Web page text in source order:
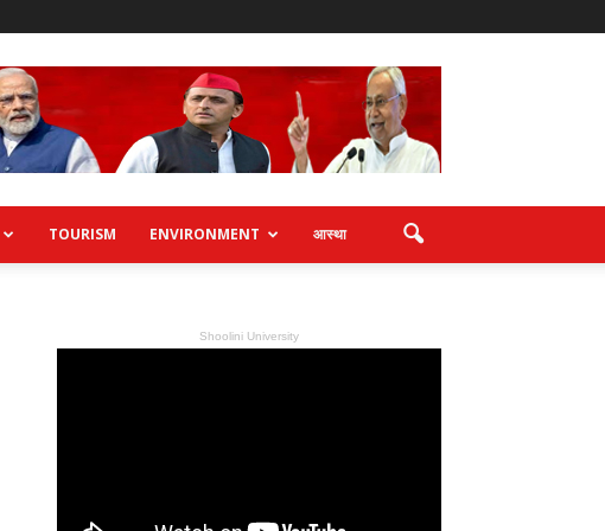
TOURISM ENVIRONMENT आस्था
Shoolini University